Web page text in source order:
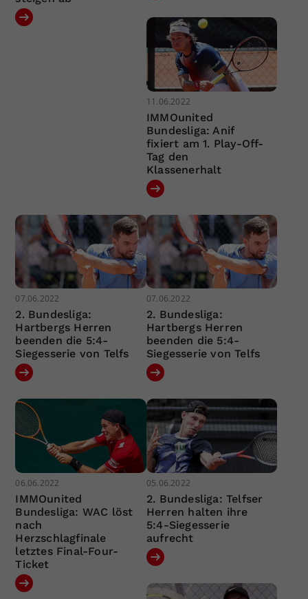
11.06.2022
IMMOunited
Bundesliga: Anif
fixiert am 1. Play-Off-
Tag den
Klassenerhalt
07.06.2022
2. Bundesliga:
Hartbergs Herren
beenden die 5:4-
Siegesserie von Telfs
07.06.2022
2. Bundesliga:
Hartbergs Herren
beenden die 5:4-
Siegesserie von Telfs
06.06.2022
IMMOunited
Bundesliga: WAC löst
nach
Herzschlagfinale
letztes Final-Four-
Ticket
05.06.2022
2. Bundesliga: Telfser
Herren halten ihre
5:4-Siegesserie
aufrecht